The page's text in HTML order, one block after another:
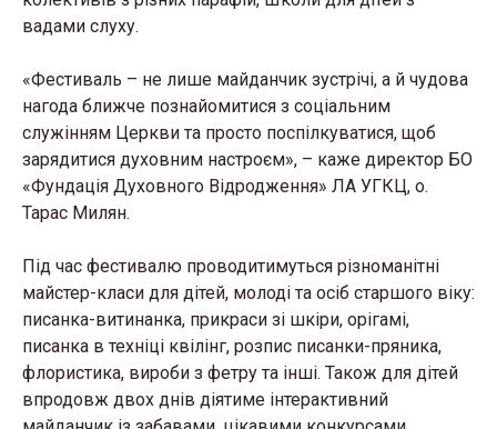
вадами слуху.
«Фестиваль – не лише майданчик зустрічі, а й чудова
нагода ближче познайомитися з соціальним
служінням Церкви та просто поспілкуватися, щоб
зарядитися духовним настроєм», – каже директор БО
«Фундація Духовного Відродження» ЛА УГКЦ, о.
Тарас Милян.
Під час фестивалю проводитимуться різноманітні
майстер-класи для дітей, молоді та осіб старшого віку:
писанка-витинанка, прикраси зі шкіри, орігамі,
писанка в техніці квілінг, розпис писанки-пряника,
флористика, вироби з фетру та інші. Також для дітей
впродовж двох днів діятиме інтерактивний